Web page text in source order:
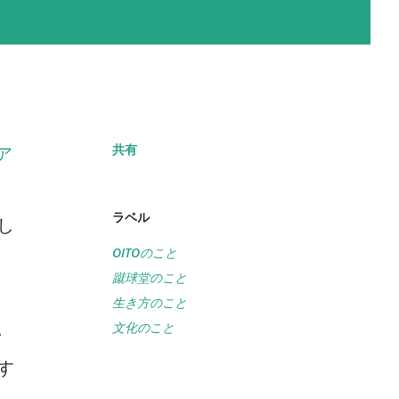
共有
ラベル
OITOのこと
蹴球堂のこと
生き方のこと
文化のこと